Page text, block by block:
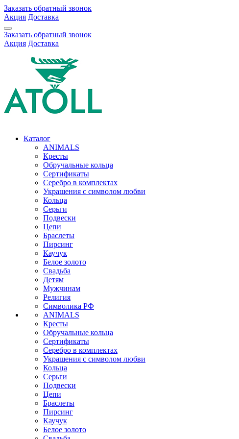
Заказать обратный звонок
Акция Доставка
Заказать обратный звонок
Акция Доставка
Каталог
ANIMALS
Кресты
Обручальные кольца
Сертификаты
Серебро в комплектах
Украшения с символом любви
Кольца
Серьги
Подвески
Цепи
Браслеты
Пирсинг
Каучук
Белое золото
Свадьба
Детям
Мужчинам
Религия
Символика РФ
ANIMALS
Кресты
Обручальные кольца
Сертификаты
Серебро в комплектах
Украшения с символом любви
Кольца
Серьги
Подвески
Цепи
Браслеты
Пирсинг
Каучук
Белое золото